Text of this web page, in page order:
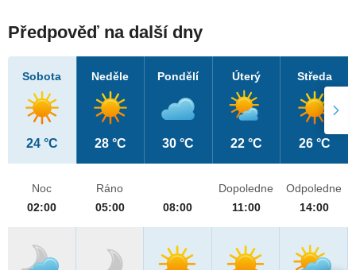
Předpověď na další dny
Sobota
24 °C
Neděle
28 °C
Pondělí
30 °C
Úterý
22 °C
Středa
26 °C
Noc
02:00
Ráno
05:00
08:00
Dopoledne
11:00
Odpoledne
14:00